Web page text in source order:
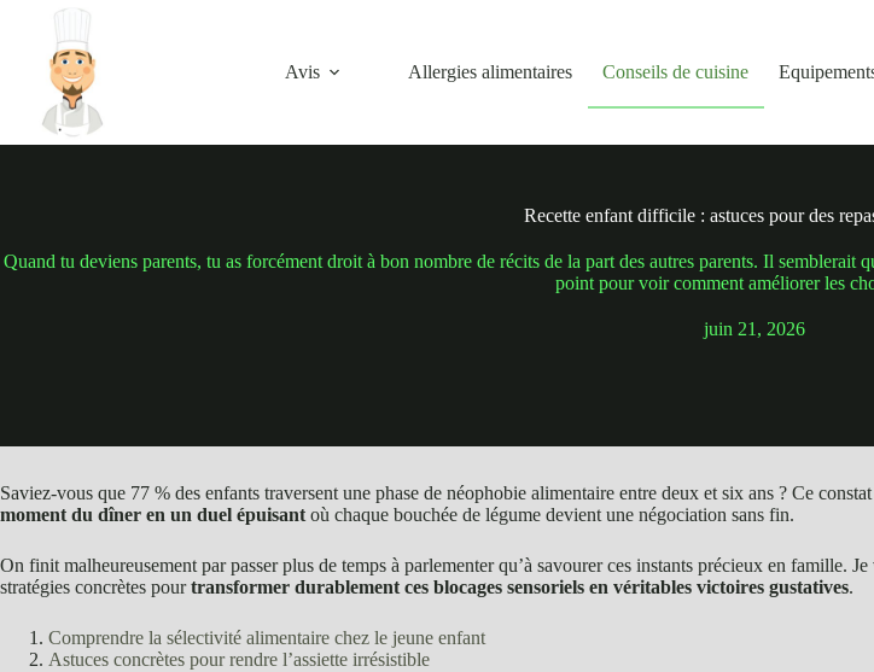
contenu
Avis
Allergies alimentaires Conseils de cuisine
Recette enfant difficile : astuces pour des
Quand tu deviens parents, tu as forcément droit à bon nombre de récits de la part des autres parents. Il
point pour voir comment améliorer les
juin 21, 2026
Saviez-vous que 77 % des enfants traversent une phase de néophobie alimentaire entre deux et six ans ? Ce
moment du dîner en un duel épuisant où chaque bouchée de légume devient une négociation sans fin.
On finit malheureusement par passer plus de temps à parlementer qu’à savourer ces instants précieux en famille.
stratégies concrètes pourtransformer durablement ces blocages sensoriels en véritables victoires gustatives.
Comprendre la sélectivité alimentaire chez le jeune enfant
Astuces concrètes pour rendre l’assiette irrésistible